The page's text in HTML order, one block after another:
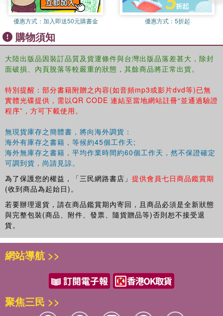
優惠方式： 加入即送50元購書金 優惠方式： 5折起
購物須知
大陸出版品因裝訂品質及貨運條件與台灣出版品落差甚大，除封
面破損、內頁脫落等較嚴重的狀態，其餘商品將正常出貨。
特別提醒：部分書籍附贈之內容(如音頻mp3或影片dvd等)已無
實體光碟提供，需以QR CODE 連結至當地網站註冊“並通過驗證
程序”，方可下載使用。
無現貨庫存之簡體書，將向海外調貨：
海外有庫存之書籍，等候約45個工作天;
海外無庫存之書籍，平均作業時間約60個工作天，然不保證確定
可調到貨，尚請見諒。
為了保護您的權益，「三民網路書店」 提供會員七日商品鑑賞期
(收到商品為起始日)。
若要辦理退貨，請在商品鑑賞期內寄回，且商品必須是全新狀態
與完整包裝(商品、附件、發票、隨貨贈品等)否則恕不接受退
貨。
網站導航 >>
聚焦三民 >>